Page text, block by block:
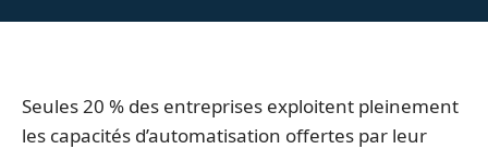
Seules 20 % des entreprises exploitent pleinement
les capacités d’automatisation offertes par leur